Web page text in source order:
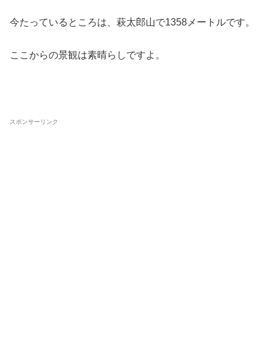
今たっているところは、萩太郎山で1358メートルです。
ここからの景観は素晴らしですよ。
スポンサーリンク